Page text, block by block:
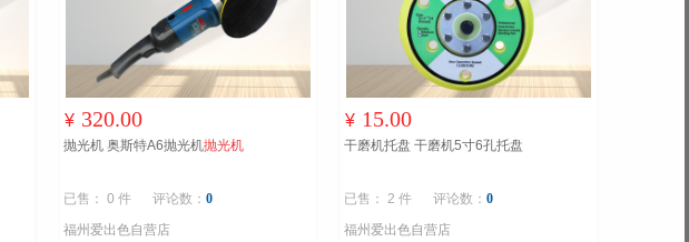
¥ 320.00
抛光机 奥斯特A6抛光机抛光机
已售： 0 件 评论数： 0
福州爱出色自营店
¥ 15.00
干磨机托盘 干磨机5寸6孔托盘
已售： 2 件 评论数：0
福州爱出色自营店